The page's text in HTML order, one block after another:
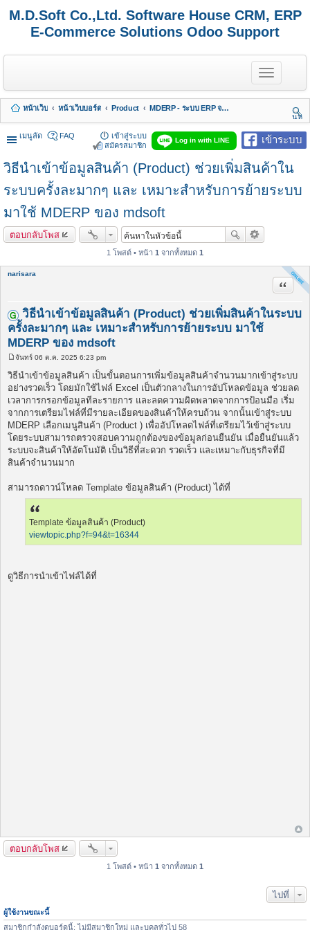
M.D.Soft Co.,Ltd. Software House CRM, ERP
E-Commerce Solutions Odoo Support
T
o
g
e
n
a
i
g
a
t
หน้าเว็บ หน้าเว็บบอร์ด Product
MDERP - ระบบ ERP จาก MDSoft พร้อมบริการ
นห
า
เมนูลัด
เข้าระบบ
Log in with LINE
FAQ
เข้าสู่ระบบ
สมัครสมาชิก
วิธีนำเข้าข้อมูลสินค้า (Product) ช่วยเพิ่มสินค้าใน
ระบบครั้งละมากๆ และ เหมาะสำหรับการย้ายระบบ
มาใช้ MDERP ของ mdsoft
ตอบกลับโพส
1 โพสต์ • หน้า 1 จากทั้งหมด 1
narisara
วิธีนำเข้าข้อมูลสินค้า (Product) ช่วยเพิ่มสินค้าในระบบ
ครั้งละมากๆ และ เหมาะสำหรับการย้ายระบบ มาใช้
MDERP ของ mdsoft
อ้างคำ
พ
ส
ต์
จันทร์ 06 ต.ค. 2025 6:23 pm
วิธีนำเข้าข้อมูลสินค้า เป็นขั้นตอนการเพิ่มข้อมูลสินค้าจำนวนมากเข้าสู่ระบบ
อย่างรวดเร็ว โดยมักใช้ไฟล์ Excel เป็นตัวกลางในการอัปโหลดข้อมูล ช่วยลด
เวลาการกรอกข้อมูลทีละรายการ และลดความผิดพลาดจากการป้อนมือ เริ่ม
จากการเตรียมไฟล์ที่มีรายละเอียดของสินค้าให้ครบถ้วน จากนั้นเข้าสู่ระบบ
MDERP เลือกเมนูสินค้า (Product ) เพื่ออัปโหลดไฟล์ที่เตรียมไว้เข้าสู่ระบบ
โดยระบบสามารถตรวจสอบความถูกต้องของข้อมูลก่อนยืนยัน เมื่อยืนยันแล้ว
ระบบจะสินค้าให้อัตโนมัติ เป็นวิธีที่สะดวก รวดเร็ว และเหมาะกับธุรกิจที่มี
สินค้าจำนวนมาก
สามารถดาวน์โหลด Template ข้อมูลสินค้า (Product) ได้ที่
Template ข้อมูลสินค้า (Product)
viewtopic.php?f=94&t=16344
ดูวิธีการนำเข้าไฟล์ได้ที่
ตอบกลับโพส
1 โพสต์ • หน้า 1 จากทั้งหมด 1
ไปที่
ผู้ใช้งานขณะนี้
สมาชิกกำลังดูบอร์ดนี้: ไม่มีสมาชิกใหม่ และบุคลทั่วไป 58